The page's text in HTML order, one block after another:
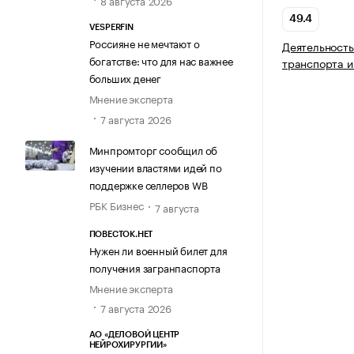
VESPERFIN
Россияне не мечтают о
богатстве: что для нас важнее
больших денег
Мнение эксперта
7 августа 2026
Минпромторг сообщил об
изучении властями идей по
поддержке селлеров WB
РБК Бизнес
7 августа
ПОВЕСТОК.НЕТ
Нужен ли военный билет для
получения загранпаспорта
Мнение эксперта
7 августа 2026
АО «ДЕЛОВОЙ ЦЕНТР
НЕЙРОХИРУРГИИ»
49.4
транспорта